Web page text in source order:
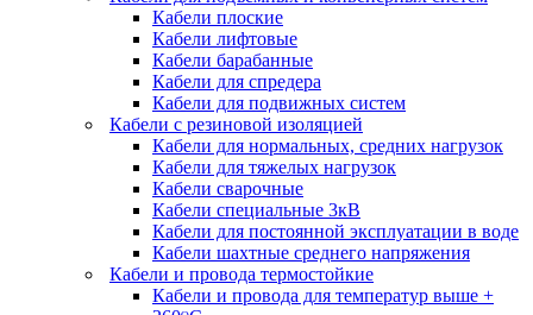
Кабели плоские
Кабели лифтовые
Кабели барабанные
Кабели для спредера
Кабели для подвижных систем
Кабели с резиновой изоляцией
Кабели для нормальных, средних нагрузок
Кабели для тяжелых нагрузок
Кабели сварочные
Кабели специальные 3кВ
Кабели для постоянной эксплуатации в воде
Кабели шахтные среднего напряжения
Кабели и провода термостойкие
Кабели и провода для температур выше +